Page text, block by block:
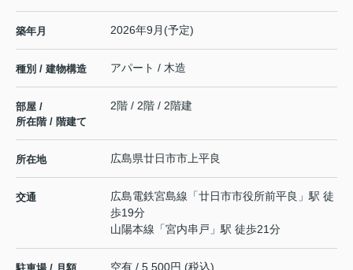
築年月 2026年9月(予定)
種別 / 建物構造 アパート / 木造
部屋 /
所在階 / 階建て
2階 / 2階 / 2階建
所在地 広島県廿日市市 上平良
交通 広島電鉄宮島線 「廿日市市役所前平良 」駅 徒
歩19分
山陽本線 「宮内串戸 」駅 徒歩21分
空有 / 5,500円 (税込)